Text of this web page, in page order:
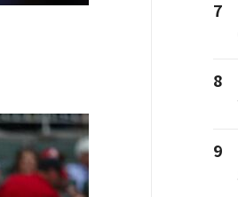
7
8
9